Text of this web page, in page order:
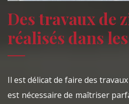
Des travaux de
réalisés dans
Il est délicat de faire des
est nécessaire de maîtriser